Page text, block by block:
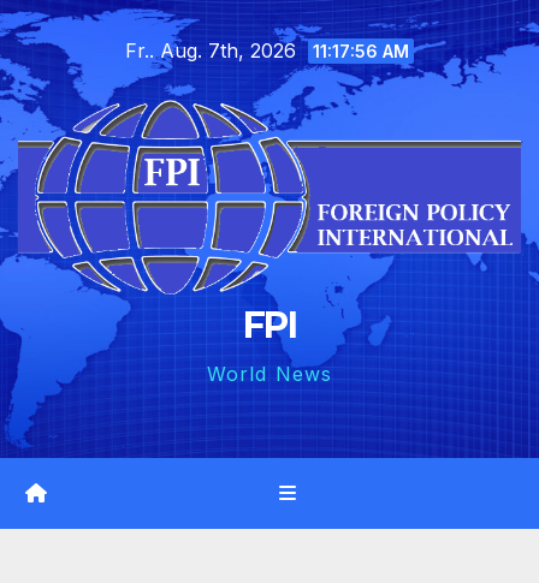
Skip
to
content
Fr.. Aug. 7th, 2026 11:17:57 AM
FPI
World News